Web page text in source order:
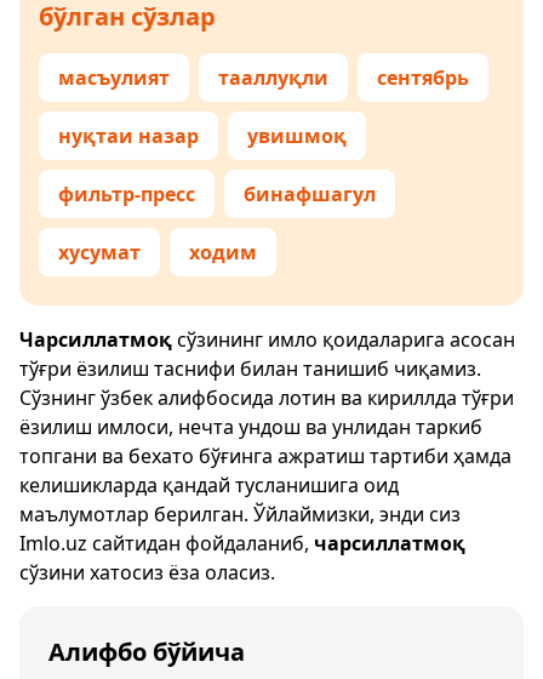
бўлган сўзлар
масъулият тааллуқли сентябрь
нуқтаи назар увишмоқ
фильтр-пресс бинафшагул
хусумат ходим
Чарсиллатмоқсўзининг имло қоидаларига асосан
тўғри ёзилиш таснифи билан танишиб чиқамиз.
Сўзнинг ўзбек алифбосида лотин ва кириллда тўғри
ёзилиш имлоси, нечта ундош ва унлидан таркиб
топгани ва бехато бўғинга ажратиш тартиби ҳамда
келишикларда қандай тусланишига оид
маълумотлар берилган. Ўйлаймизки, энди сиз
Imlo.uz сайтидан фойдаланиб, чарсиллатмоқ
сўзини хатосиз ёза оласиз.
Алифбо бўйича